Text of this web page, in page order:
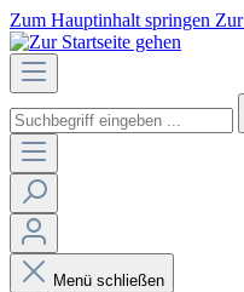
Zum Hauptinhalt springen
Menü schließen